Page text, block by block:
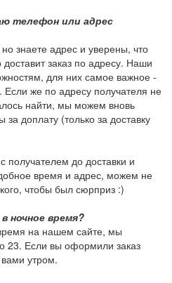
телефон или адрес
знаете адрес и уверены, что
заказ по адресу. Наши
для них самое важное -
Если же по адресу получателя не
найти, мы можем вновь
за доплату (только за доставку
получателем до доставки и
время и адрес, можем не
чтобы был сюрприз :)
ночное время?
на нашем сайте, мы
23. Если вы оформили заказ
утром.